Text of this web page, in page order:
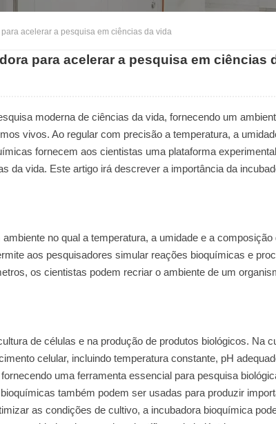
acelerar a pesquisa em ciências da vida
para acelerar a pesquisa em ciências
moderna de ciências da vida, fornecendo um
vivos. Ao regular com precisão a temperatura, a
fornecem aos cientistas uma plataforma
da vida. Este artigo irá descrever a importância da
no qual a temperatura, a umidade e a composição
aos pesquisadores simular reações bioquímicas e
os cientistas podem recriar o ambiente de um
de células e na produção de produtos biológicos. Na
celular, incluindo temperatura constante, pH
uma ferramenta essencial para pesquisa
também podem ser usadas para produzir
as condições de cultivo, a incubadora bioquímica